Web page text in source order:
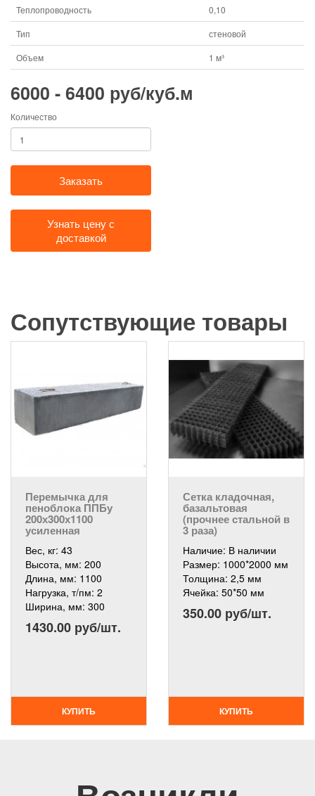
Теплопроводность
0,10
Тип
стеновой
Объем
1 м³
6000 - 6400 руб/куб.м
Количество
Заказать
Узнать цену с
доставкой
Сопутствующие товары
Перемычка для
пеноблока ППБу
200х300х1100
усиленная
Вес, кг: 43
Высота, мм: 200
Длина, мм: 1100
Нагрузка, т/пм: 2
Ширина, мм: 300
1430.00 руб/шт.
КУПИТЬ
Сетка кладочная,
базальтовая
(прочнее стальной в
3 раза)
Наличие: В наличии
Размер: 1000*2000 мм
Толщина: 2,5 мм
Ячейка: 50*50 мм
350.00 руб/шт.
КУПИТЬ